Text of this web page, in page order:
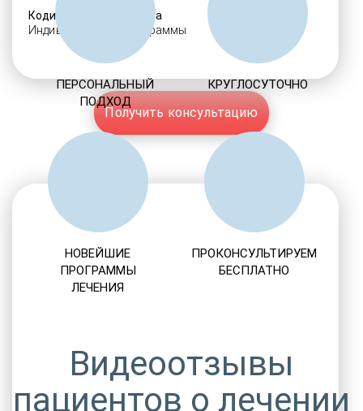
Кодировка алкоголизма
Индивидуальные программы
Получить консультацию
ПЕРСОНАЛЬНЫЙ
ПОДХОД
КРУГЛОСУТОЧНО
НОВЕЙШИЕ
ПРОГРАММЫ
ЛЕЧЕНИЯ
ПРОКОНСУЛЬТИРУЕМ
БЕСПЛАТНО
Видеоотзывы
пациентов о лечении